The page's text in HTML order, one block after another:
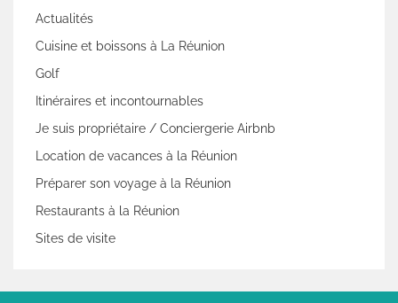
Actualités
Cuisine et boissons à La Réunion
Golf
Itinéraires et incontournables
Je suis propriétaire / Conciergerie Airbnb
Location de vacances à la Réunion
Préparer son voyage à la Réunion
Restaurants à la Réunion
Sites de visite